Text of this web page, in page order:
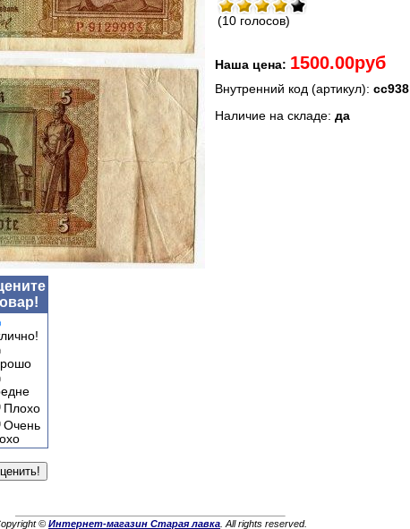
(10 голосов)
Наша цена: 1500.00руб
Внутренний код (артикул): сс938
Наличие на складе: да
Плохо
Очень
© Интернет-магазин Старая лавка . All rights reserved.